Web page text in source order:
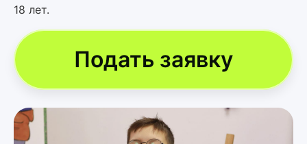
18 лет.
Подать заявку